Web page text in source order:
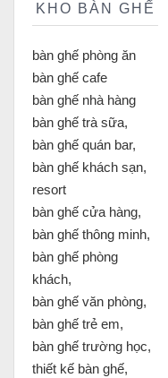
KHO BÀN GHẾ
bàn ghế phòng ăn
bàn ghế cafe
bàn ghế nhà hàng
bàn ghế trà sữa,
bàn ghế quán bar,
bàn ghế khách sạn,
resort
bàn ghế cửa hàng,
bàn ghế thông minh,
bàn ghế phòng
khách,
bàn ghế văn phòng,
bàn ghế trẻ em,
bàn ghế trường học,
thiết kế bàn ghế,